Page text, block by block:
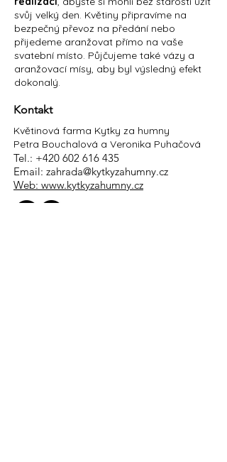
svůj velký den. Květiny připravíme na
bezpečný převoz na předání nebo
přijedeme aranžovat přímo na vaše
svatební místo. Půjčujeme také vázy a
aranžovací mísy, aby byl výsledný efekt
dokonalý.
Kontakt
Květinová farma Kytky za humny
Petra Bouchalová a Veronika Puhačová
Tel.: +420 602 616 435
Email: zahrada@kytkyzahumny.cz
Web: www.kytkyzahumny.cz